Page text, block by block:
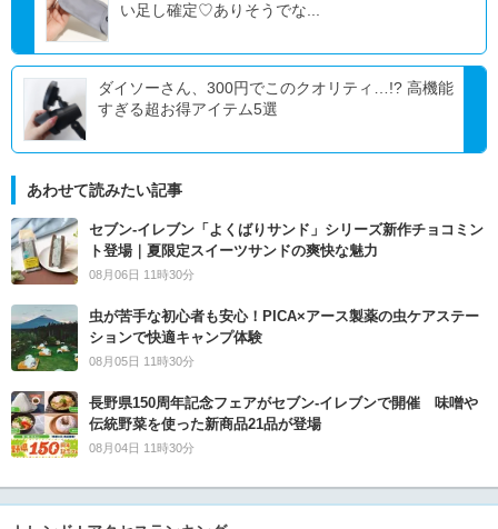
い足し確定♡ありそうでな...
ダイソーさん、300円でこのクオリティ…!? 高機能
すぎる超お得アイテム5選
あわせて読みたい記事
セブン‐イレブン「よくばりサンド」シリーズ新作チョコミン
ト登場｜夏限定スイーツサンドの爽快な魅力
08月06日 11時30分
虫が苦手な初心者も安心！PICA×アース製薬の虫ケアステー
ションで快適キャンプ体験
08月05日 11時30分
長野県150周年記念フェアがセブン-イレブンで開催 味噌や
伝統野菜を使った新商品21品が登場
08月04日 11時30分